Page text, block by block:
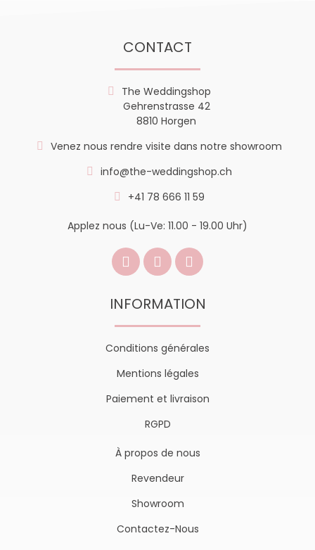
CONTACT
The Weddingshop
Gehrenstrasse 42
8810 Horgen
Venez nous rendre visite dans notre showroom
info@the-weddingshop.ch
+41 78 666 11 59
Applez nous (Lu-Ve: 11.00 - 19.00 Uhr)
INFORMATION
Conditions générales
Mentions légales
Paiement et livraison
RGPD
À propos de nous
Revendeur
Showroom
Contactez-Nous